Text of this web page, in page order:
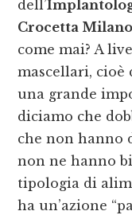
dell’
Crocetta Milano
come mai? A
mascellari,
una grande
diciamo che
che non hanno
non ne hanno
tipologia di
ha un’azione